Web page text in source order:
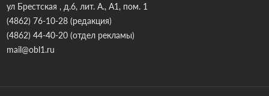
ул Брестская , д.6, лит. А., А1, пом. 1
(4862) 76-10-28(редакция)
(4862) 44-40-20(отдел рекламы)
mail@obl1.ru